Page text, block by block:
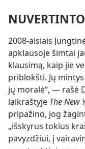
2008-aisiais
apklausoje šimtai
klausimą, kaip jie
priblokšti. Jų
jų moralė“, — rašė
laikraštyje The New
pripažino, jog
„išskyrus tokius
pavyzdžiui, į